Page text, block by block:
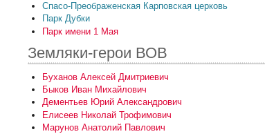
Спасо-Преображенская Карповская церковь
Парк Дубки
Парк имени 1 Мая
Земляки-герои ВОВ
Буханов Алексей Дмитриевич
Быков Иван Михайлович
Дементьев Юрий Александрович
Елисеев Николай Трофимович
Марунов Анатолий Павлович